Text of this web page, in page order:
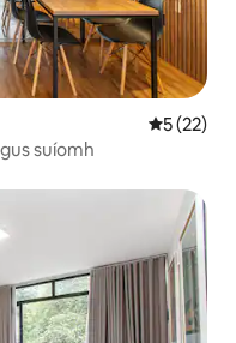
5 (22)
suíomh